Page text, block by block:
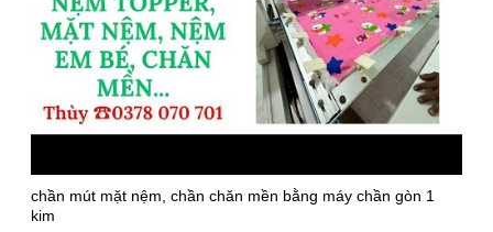
chần mút mặt nệm, chần chăn mền bằng máy chần gòn 1
kim